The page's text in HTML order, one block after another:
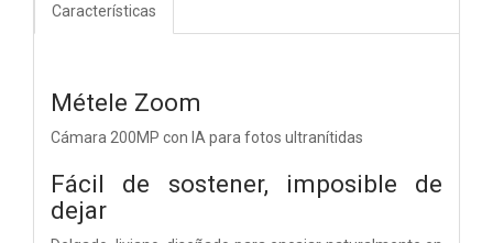
Características
Métele Zoom
Cámara 200MP con IA para fotos ultranítidas
Fácil de sostener, imposible de
dejar